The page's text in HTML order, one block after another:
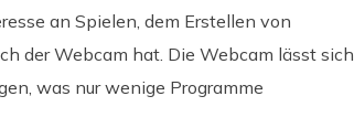
an Spielen, dem Erstellen von
der Webcam hat. Die Webcam lässt sich
was nur wenige Programme